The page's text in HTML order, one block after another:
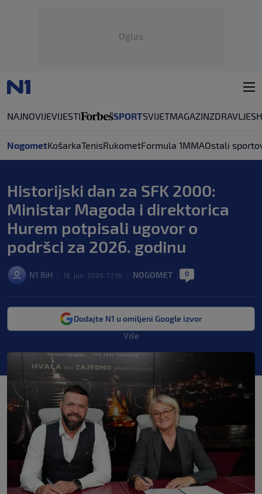
Oglas
NAJNOVIJEVIJESTI SPORTSVIJETMAGAZINZDRAVLJE
NogometKošarkaTenisRukometFormula 1MMAOstali
Historijski dan za SFK 2000:
Ministar Magoda i direktorica
Hurem potpisali ugovor o
podršci za 2026. godinu
N1 BiH 16. jun. 2026. 17:10 NOGOMET 0
Dodajte N1 u omiljeni Google izvor
Više